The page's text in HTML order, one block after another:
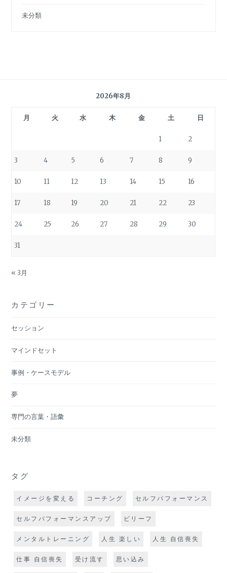
未分類
2026年8月
月 火 水 木 金 土 日
1 2
3 4 5 6 7 8 9
10 11 12 13 14 15 16
17 18 19 20 21 22 23
24 25 26 27 28 29 30
31
« 3月
カテゴリー
セッション
マインドセット
事例・ケースモデル
夢
専門の言葉・語彙
未分類
タグ
イメージを変える コーチング セルフパフォーマンス
セルフパフォーマンスアップ ビリーフ
メンタルトレーニング 人生 楽しい 人生 自信喪失
仕事 自信喪失 受け流す 思い込み